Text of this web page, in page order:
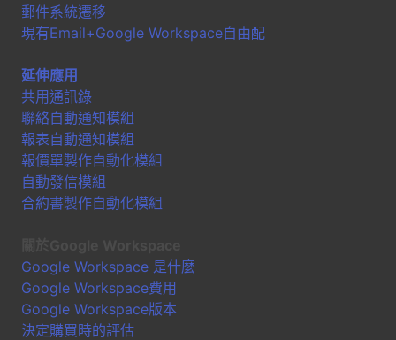
郵件系統遷移
現有Email+Google Workspace自由配
延伸應用
共用通訊錄
聯絡自動通知模組
報表自動通知模組
報價單製作自動化模組
自動發信模組
合約書製作自動化模組
Google Workspace 是什麼
Google Workspace費用
Google Workspace版本
決定購買時的評估